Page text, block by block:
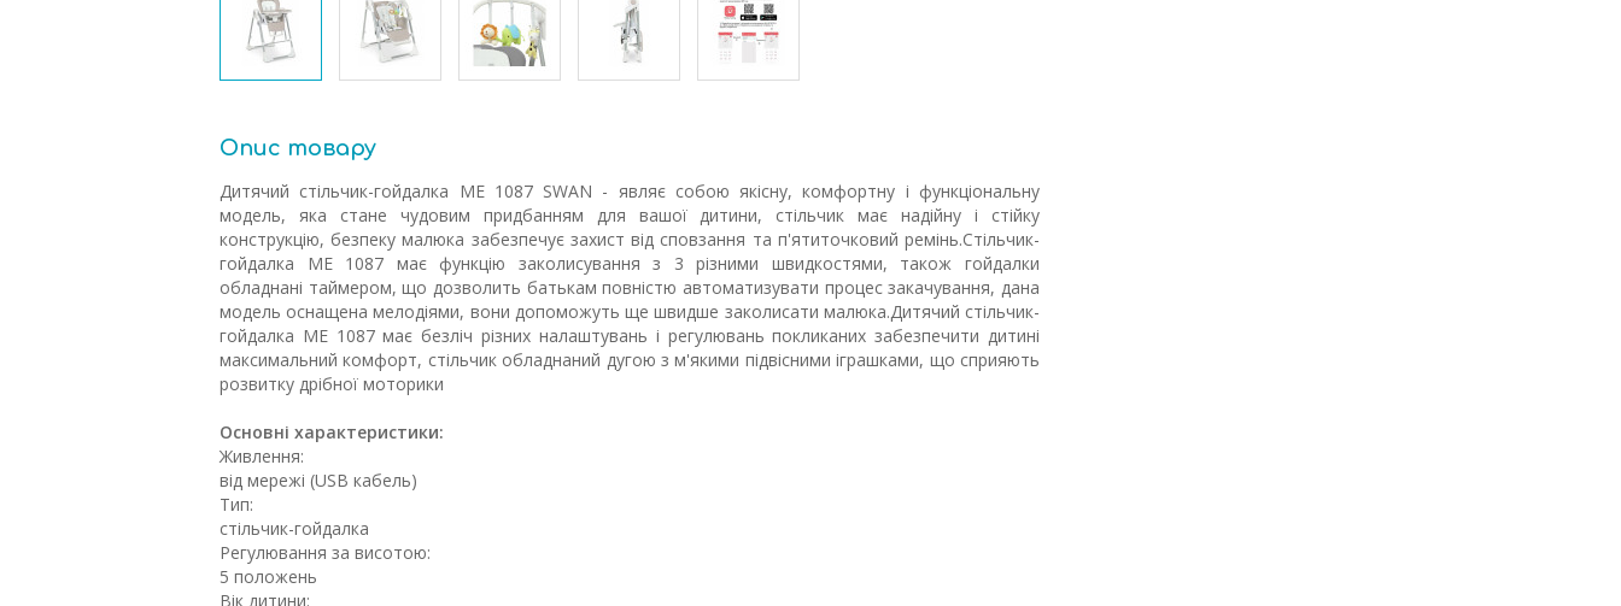
Опис товару
Дитячий стільчик-гойдалка ME 1087 SWAN - являє собою якісну, комфортну і функціональну
модель, яка стане чудовим придбанням для вашої дитини, стільчик має надійну і стійку
конструкцію, безпеку малюка забезпечує захист від сповзання та п'ятиточковий ремінь.Стільчик-
гойдалка ME 1087 має функцію заколисування з 3 різними швидкостями, також гойдалки
обладнані таймером, що дозволить батькам повністю автоматизувати процес закачування, дана
модель оснащена мелодіями, вони допоможуть ще швидше заколисати малюка.Дитячий стільчик-
гойдалка ME 1087 має безліч різних налаштувань і регулювань покликаних забезпечити дитині
максимальний комфорт, стільчик обладнаний дугою з м'якими підвісними іграшками, що сприяють
розвитку дрібної моторики
Основні характеристики:
Живлення:
від мережі (USB кабель)
Тип:
стільчик-гойдалка
Регулювання за висотою:
5 положень
Вік дитини: